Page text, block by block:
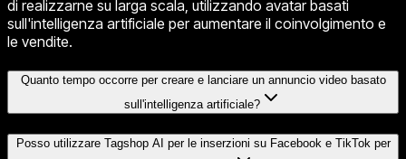
di realizzarne su larga scala, utilizzando avatar basati
sull'intelligenza artificiale per aumentare il coinvolgimento e
le vendite.
Quanto tempo occorre per creare e lanciare un annuncio video basato
sull'intelligenza artificiale?
Posso utilizzare Tagshop AI per le inserzioni su Facebook e TikTok per